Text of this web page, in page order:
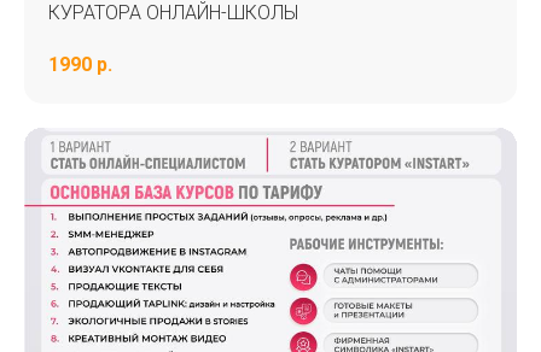
КУРАТОРА ОНЛАЙН-ШКОЛЫ
1990 р.